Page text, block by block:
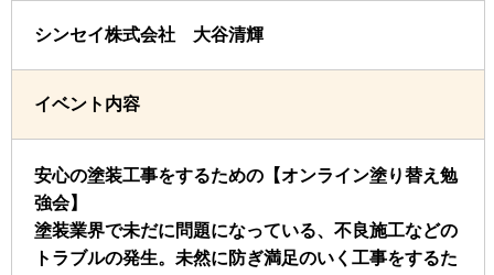
シンセイ株式会社 大谷清輝
イベント内容
安心の塗装工事をするための【オンライン塗り替え勉
強会】
塗装業界で未だに問題になっている、不良施工などの
トラブルの発生。未然に防ぎ満足のいく工事をするた